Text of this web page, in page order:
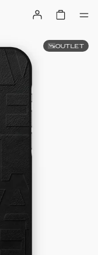
OUTLET